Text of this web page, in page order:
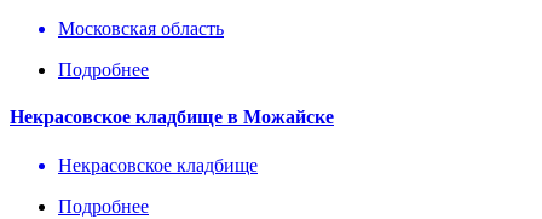
Московская область
Подробнее
Некрасовское кладбище в Можайске
Некрасовское кладбище
Подробнее